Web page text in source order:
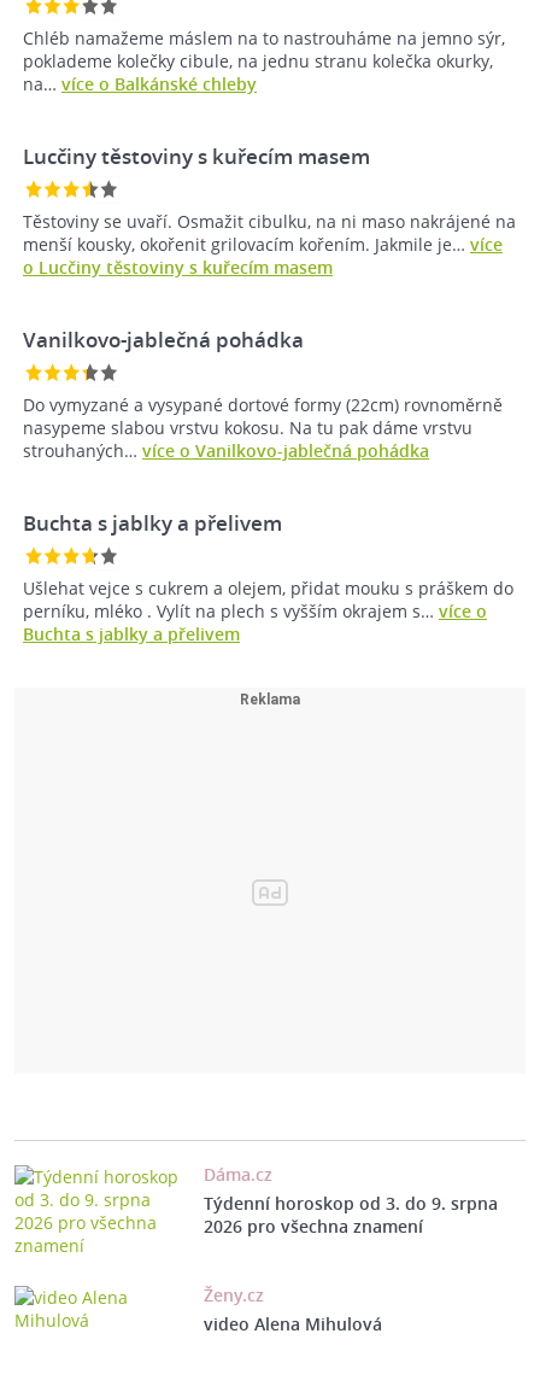
Chléb namažeme máslem na to nastrouháme na jemno sýr,
poklademe kolečky cibule, na jednu stranu kolečka okurky,
na… více o Balkánské chleby
Lucčiny těstoviny s kuřecím masem
Těstoviny se uvaří. Osmažit cibulku, na ni maso nakrájené na
menší kousky, okořenit grilovacím kořením. Jakmile je… více
o Lucčiny těstoviny s kuřecím masem
Vanilkovo-jablečná pohádka
Do vymyzané a vysypané dortové formy (22cm) rovnoměrně
nasypeme slabou vrstvu kokosu. Na tu pak dáme vrstvu
strouhaných… více o Vanilkovo-jablečná pohádka
Buchta s jablky a přelivem
Ušlehat vejce s cukrem a olejem, přidat mouku s práškem do
perníku, mléko . Vylít na plech s vyšším okrajem s… více o
Buchta s jablky a přelivem
Dáma.cz
Týdenní horoskop od 3. do 9. srpna
2026 pro všechna znamení
Ženy.cz
video Alena Mihulová